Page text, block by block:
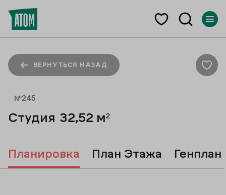
ВЕРНУТЬСЯ НАЗАД
№245
Студия 32,52 м²
Планировка План Этажа Генплан